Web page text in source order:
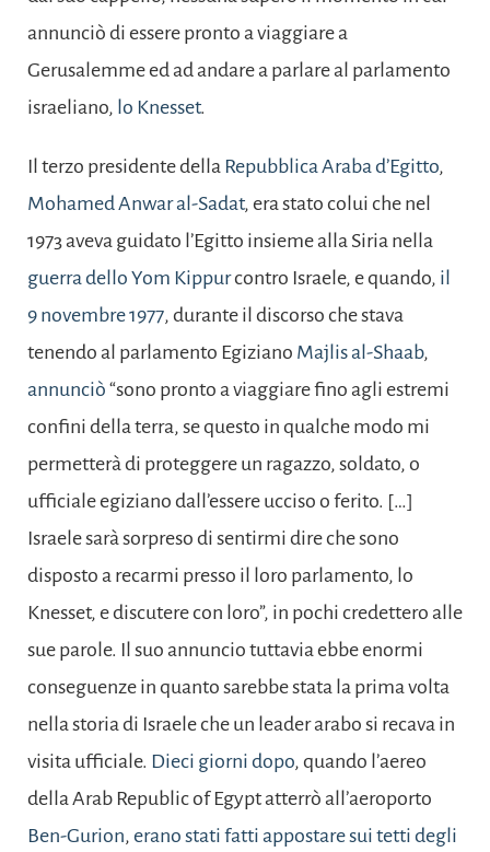
annunciò di essere pronto a viaggiare a
Gerusalemme ed ad andare a parlare al parlamento
israeliano, lo Knesset.
Il terzo presidente della Repubblica Araba d’Egitto,
Mohamed Anwar al-Sadat, era stato colui che nel
1973 aveva guidato l’Egitto insieme alla Siria nella
guerra dello Yom Kippurcontro Israele, e quando, il
9 novembre 1977, durante il discorso che stava
tenendo al parlamento Egiziano Majlis al-Shaab,
annunciò “sono pronto a viaggiare fino agli estremi
confini della terra, se questo in qualche modo mi
permetterà di proteggere un ragazzo, soldato, o
ufficiale egiziano dall’essere ucciso o ferito. […]
Israele sarà sorpreso di sentirmi dire che sono
disposto a recarmi presso il loro parlamento, lo
Knesset, e discutere con loro”, in pochi credettero alle
sue parole. Il suo annuncio tuttavia ebbe enormi
conseguenze in quanto sarebbe stata la prima volta
nella storia di Israele che un leader arabo si recava in
visita ufficiale. Dieci giorni dopo, quando l’aereo
della Arab Republic of Egypt atterrò all’aeroporto
Ben-Gurion, erano stati fatti appostare sui tetti degli